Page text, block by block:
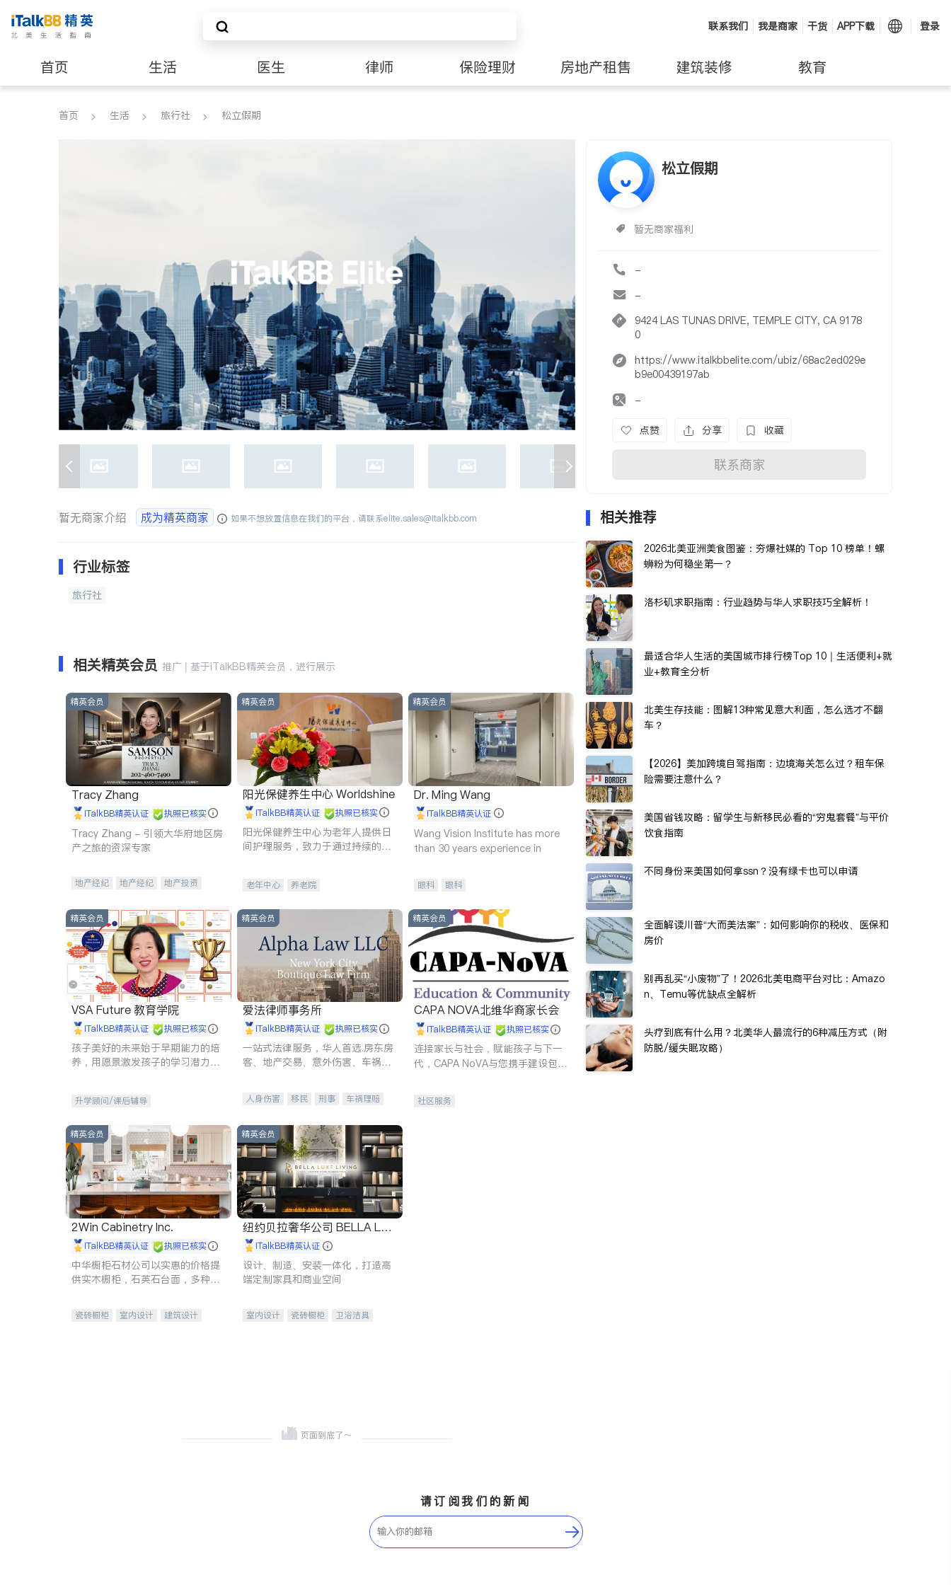
联系我们 我是商家 干货 APP下载 登录
首页 生活 医生 律师 保险理财 房地产租售 建筑装修 教育
养老 非盈利组织
首页 生活 旅行社 松立假期
松立假期
暂无商家福利
-
-
9424 LAS TUNAS DRIVE, TEMPLE CITY, CA 9178
0
https://www.italkbbelite.com/ubiz/68ac2ed029e
b9e00439197ab
-
点赞 分享 收藏
联系商家
暂无商家介绍 成为精英商家 如果不想放置信息在我们的平台，请联系elite.sales@italkbb.com
行业标签
旅行社
相关精英会员 推广 | 基于iTalkBB精英会员，进行展示
精英会员
Tracy Zhang
iTalkBB精英认证 执照已核实
Tracy Zhang - 引领大华府地区房
产之旅的资深专家
地产经纪 地产经纪
地产投资
精英会员
阳光保健养生中心 Worldshine
iTalkBB精英认证 执照已核实
阳光保健养生中心为老年人提供日
间护理服务，致力于通过持续的护
老年中心 养老院
精英会员
Dr. Ming Wang
iTalkBB精英认证
Wang Vision Institute has more
than 30 years experience in
眼科 眼科
精英会员
VSA Future 教育学院
iTalkBB精英认证 执照已核实
孩子美好的未来始于早期能力的培
养，用愿景激发孩子的学习潜力和
升学顾问/课后辅导
精英会员
爱法律师事务所
iTalkBB精英认证 执照已核实
一站式法律服务，华人首选.房东房
客、地产交易、意外伤害、车祸重
人身伤害 移民 刑事
车祸理赔
商标注册
索赔 律师-其它 保释
精英会员
CAPA NOVA北维华裔家长会
iTalkBB精英认证 执照已核实
连接家长与社会，赋能孩子与下一
代，CAPA NoVA与您携手建设包
社区服务
精英会员
2Win Cabinetry Inc.
iTalkBB精英认证 执照已核实
中华橱柜石材公司以实惠的价格提
供实木橱柜，石英石台面，多种优
瓷砖橱柜 室内设计
建筑设计
精英会员
纽约贝拉奢华公司 BELLA LUX
E iTalkBB精英认证
设计、制造、安装一体化，打造高
端定制家具和商业空间
室内设计 瓷砖橱柜
卫浴洁具
相关推荐
2026北美亚洲美食图鉴：夯爆社媒的 Top 10 榜单！螺
蛳粉为何稳坐第一？
洛杉矶求职指南：行业趋势与华人求职技巧全解析！
最适合华人生活的美国城市排行榜Top 10｜生活便利+就
业+教育全分析
北美生存技能：图解13种常见意大利面，怎么选才不翻
车？
【2026】美加跨境自驾指南：边境海关怎么过？租车保
险需要注意什么？
美国省钱攻略：留学生与新移民必看的“穷鬼套餐”与平价
饮食指南
不同身份来美国如何拿ssn？没有绿卡也可以申请
全面解读川普“大而美法案”：如何影响你的税收、医保和
房价
别再乱买“小废物”了！2026北美电商平台对比：Amazo
n、Temu等优缺点全解析
头疗到底有什么用？北美华人最流行的6种减压方式（附
防脱/缓失眠攻略）
请订阅我们的新闻